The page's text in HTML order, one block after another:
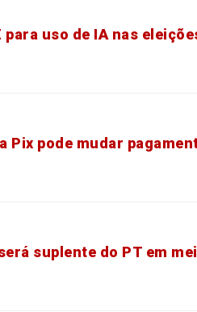
para uso de IA nas
Pix pode mudar
suplente do PT em